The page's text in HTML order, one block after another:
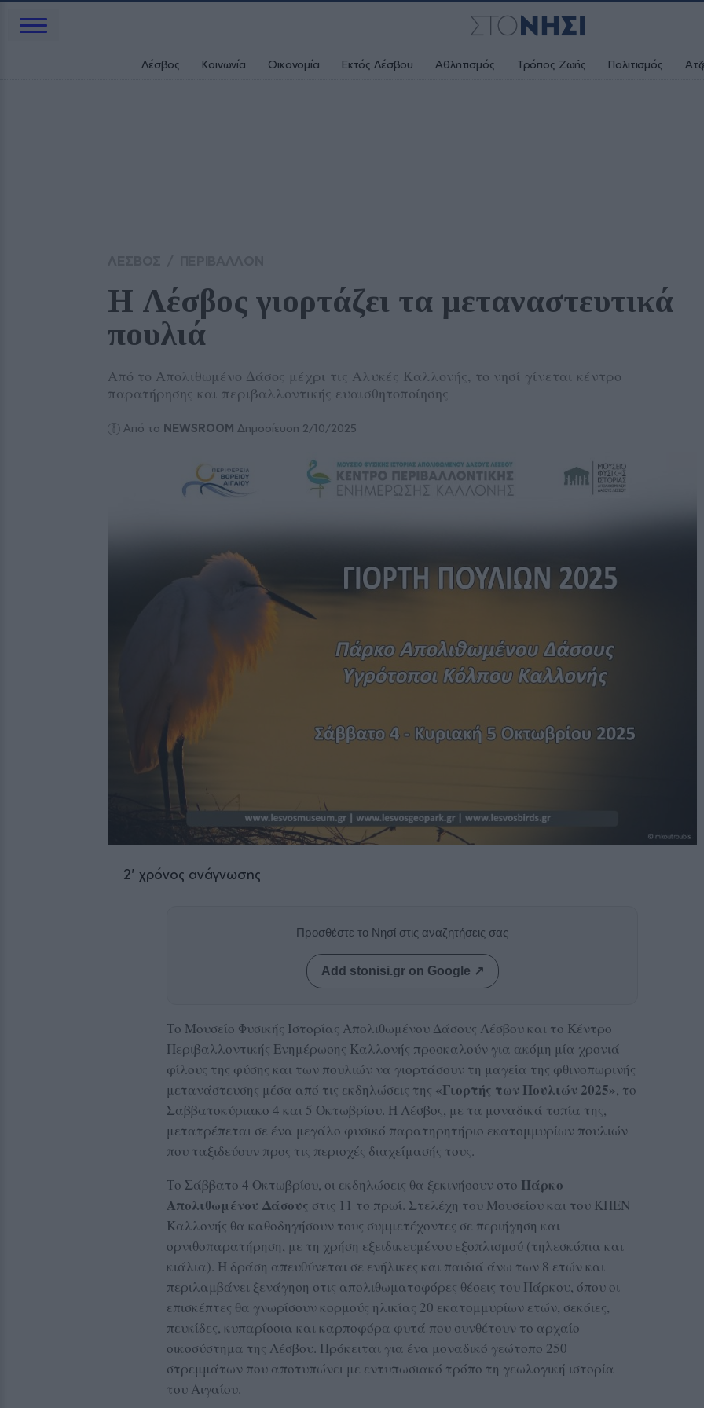
Λέσβος Κοινωνία Οικονομία Εκτός Λέσβου Αθλητισμός Τρόπος Ζωής Πολιτισμός
Η Λέσβος γιορτάζει τα μεταναστευτικά
πουλιά
Από το Απολιθωμένο Δάσος μέχρι τις Αλυκές Καλλονής, το νησί γίνεται κέντρο
παρατήρησης και περιβαλλοντικής ευαισθητοποίησης
Από το NEWSROOM Δημοσίευση 2/10/2025
2' χρόνος ανάγνωσης
Προσθέστε το Νησί στις αναζητήσεις σας
Add stonisi.gr on Google ↗
Το Μουσείο Φυσικής Ιστορίας Απολιθωμένου Δάσους Λέσβου και το Κέντρο
Περιβαλλοντικής Ενημέρωσης Καλλονής προσκαλούν για ακόμη μία χρονιά
φίλους της φύσης και των πουλιών να γιορτάσουν τη μαγεία της φθινοπωρινής
μετανάστευσης μέσα από τις εκδηλώσεις της «Γιορτής των Πουλιών 2025», το
Σαββατοκύριακο 4 και 5 Οκτωβρίου. Η Λέσβος, με τα μοναδικά τοπία της,
μετατρέπεται σε ένα μεγάλο φυσικό παρατηρητήριο εκατομμυρίων πουλιών
που ταξιδεύουν προς τις περιοχές διαχείμασής τους.
Το Σάββατο 4 Οκτωβρίου, οι εκδηλώσεις θα ξεκινήσουν στο Πάρκο
Απολιθωμένου Δάσους στις 11 το πρωί. Στελέχη του Μουσείου και του ΚΠΕΝ
Καλλονής θα καθοδηγήσουν τους συμμετέχοντες σε περιήγηση και
ορνιθοπαρατήρηση, με τη χρήση εξειδικευμένου εξοπλισμού (τηλεσκόπια και
κιάλια). Η δράση απευθύνεται σε ενήλικες και παιδιά άνω των 8 ετών και
περιλαμβάνει ξενάγηση στις απολιθωματοφόρες θέσεις του Πάρκου, όπου οι
επισκέπτες θα γνωρίσουν κορμούς ηλικίας 20 εκατομμυρίων ετών, σεκόιες,
πευκίδες, κυπαρίσσια και καρποφόρα φυτά που συνθέτουν το αρχαίο
οικοσύστημα της Λέσβου. Πρόκειται για ένα μοναδικό γεώτοπο 250
στρεμμάτων που αποτυπώνει με εντυπωσιακό τρόπο τη γεωλογική ιστορία
του Αιγαίου.